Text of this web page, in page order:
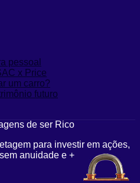
pessoal
x Price
um carro?
futuro
de ser Rico
para investir em ações,
anuidade e +